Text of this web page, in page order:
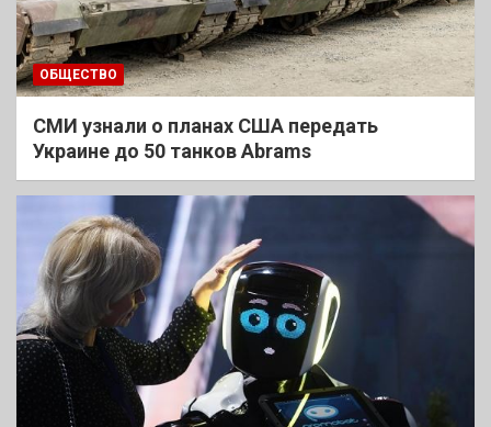
ОБЩЕСТВО
СМИ узнали о планах США передать
Украине до 50 танков Abrams